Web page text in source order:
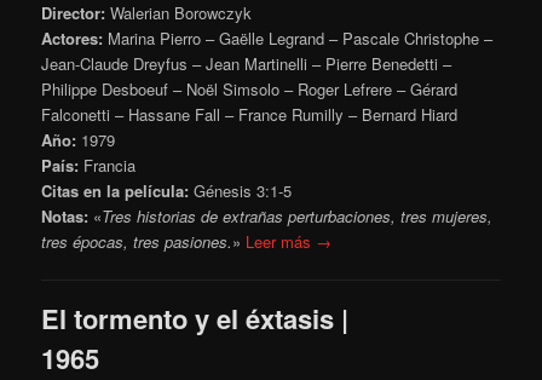
Director: Walerian Borowczyk
Actores: Marina Pierro – Gaëlle Legrand – Pascale Christophe –
Jean-Claude Dreyfus – Jean Martinelli – Pierre Benedetti –
Philippe Desboeuf – Noël Simsolo – Roger Lefrere – Gérard
Falconetti – Hassane Fall – France Rumilly – Bernard Hiard
Año: 1979
País: Francia
Citas en la película: Génesis 3:1-5
Notas: «Tres historias de extrañas perturbaciones, tres mujeres,
tres épocas, tres pasiones.» Leer más →
El tormento y el éxtasis |
1965